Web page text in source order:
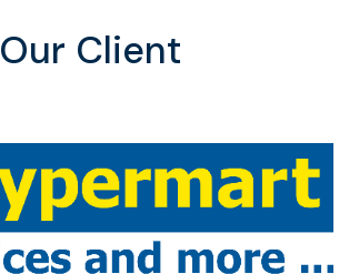
Our Client